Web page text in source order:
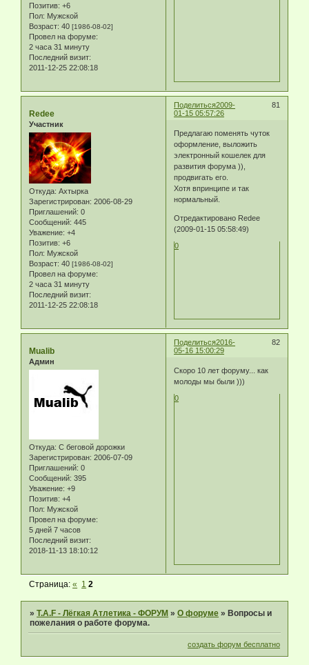
Позитив: +6
Пол: Мужской
Возраст: 40 [1986-08-02]
Провел на форуме:
2 часа 31 минуту
Последний визит:
2011-12-25 22:08:18
Поделиться 81
2009-
01-15 05:57:26
Redee
Участник
Откуда: Ахтырка
Зарегистрирован: 2006-08-29
Приглашений: 0
Сообщений: 445
Уважение: +4
Позитив: +6
Пол: Мужской
Возраст: 40 [1986-08-02]
Провел на форуме:
2 часа 31 минуту
Последний визит:
2011-12-25 22:08:18
Предлагаю поменять чуток
оформление, выложить
электронный кошелек для
развития форума )),
продвигать его.
Хотя впринципе и так
нормальный.
Отредактировано Redee
(2009-01-15 05:58:49)
0
Поделиться 82
2016-
05-16 15:00:29
Mualib
Админ
Откуда: С беговой дорожки
Зарегистрирован: 2006-07-09
Приглашений: 0
Сообщений: 395
Уважение: +9
Позитив: +4
Пол: Мужской
Провел на форуме:
5 дней 7 часов
Последний визит:
2018-11-13 18:10:12
Скоро 10 лет форуму... как
молоды мы были )))
0
Страница:« 1 2
»T.A.F - Лёгкая Атлетика - ФОРУМ »О форуме »Вопросы и
пожелания о работе форума.
создать форум бесплатно